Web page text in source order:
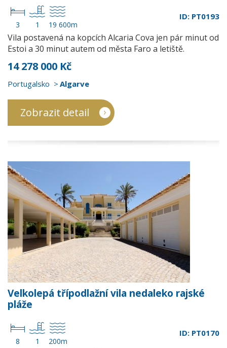
3 1 19 600m
ID: PT0193
Vila postavená na kopcích Alcaria Cova jen pár minut od
Estoi a 30 minut autem od města Faro a letiště.
14 278 000 Kč
Portugalsko Algarve
Zobrazit detail
Velkolepá třípodlažní vila nedaleko rajské
pláže
8 1 200m
ID: PT0170